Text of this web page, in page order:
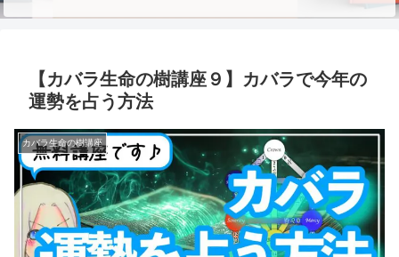
【カバラ生命の樹講座９】カバラで今年の
運勢を占う方法
カバラ生命の樹講座